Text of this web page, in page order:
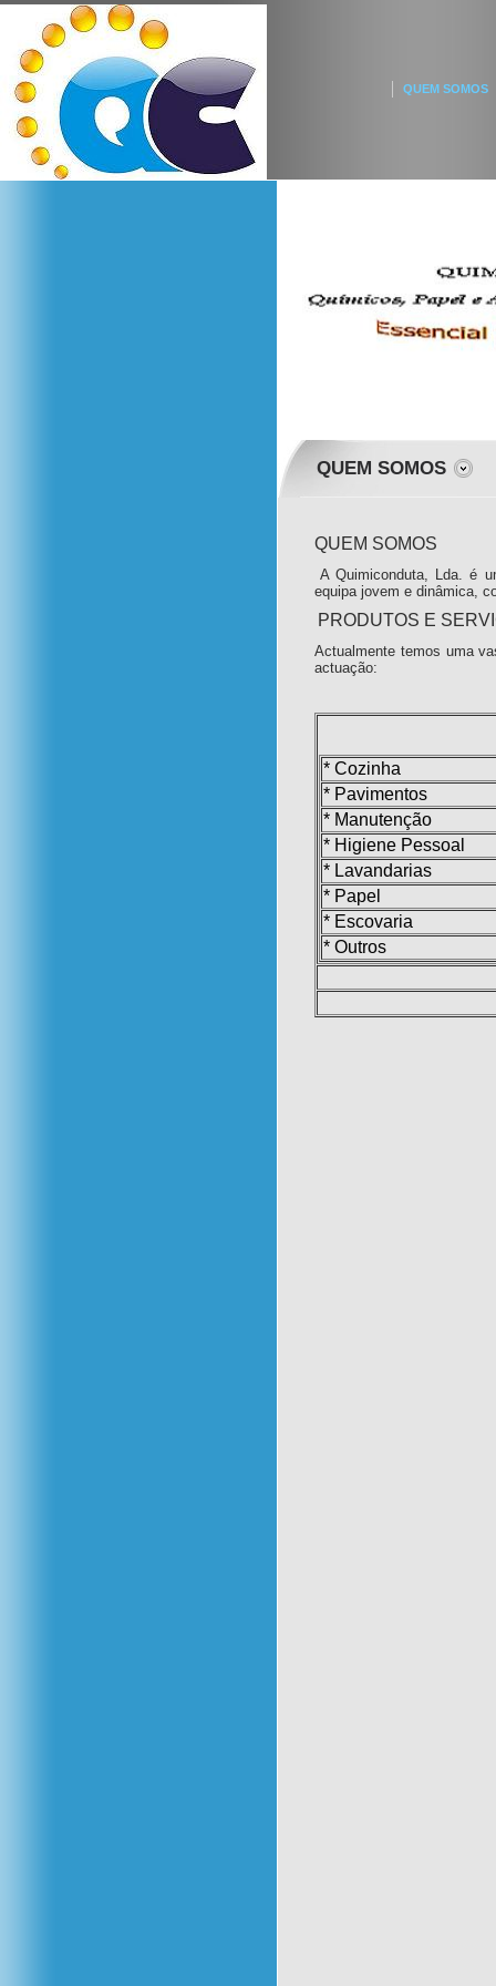
QUEM SOMOS
QUEM SOMOS
QUEM SOMOS
A Quimiconduta, Lda. é
equipa jovem e dinâmica,
PRODUTOS E
Actualmente temos uma
actuação:
* Cozinha
* Pavimentos
* Manutenção
* Higiene Pessoal
* Lavandarias
* Papel
* Escovaria
* Outros